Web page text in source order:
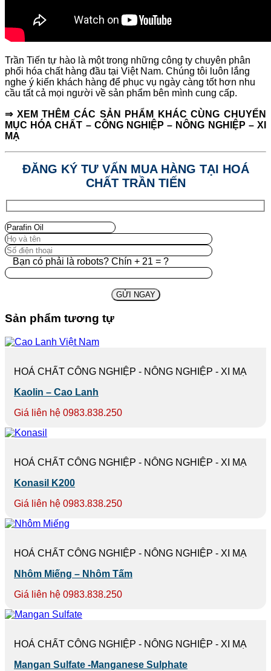
Trần Tiến tự hào là một trong những công ty chuyên phân
phối hóa chất hàng đầu tại Việt Nam. Chúng tôi luôn lắng
nghe ý kiến khách hàng để phục vụ ngày càng tốt hơn nhu
cầu tất cả mọi người về sản phẩm bên mình cung cấp.
⇒ XEM THÊM CÁC SẢN PHẨM KHÁC CÙNG CHUYỂN
MỤC HÓA CHẤT – CÔNG NGHIỆP – NÔNG NGHIỆP – XI
MẠ
ĐĂNG KÝ TƯ VẤN MUA HÀNG TẠI HOÁ
CHẤT TRẦN TIẾN
Bạn có phải là robots? Chín + 21 = ?
Sản phẩm tương tự
HOÁ CHẤT CÔNG NGHIỆP - NÔNG NGHIỆP - XI MẠ
Kaolin – Cao Lanh
Giá liên hệ 0983.838.250
HOÁ CHẤT CÔNG NGHIỆP - NÔNG NGHIỆP - XI MẠ
Konasil K200
Giá liên hệ 0983.838.250
HOÁ CHẤT CÔNG NGHIỆP - NÔNG NGHIỆP - XI MẠ
Nhôm Miếng – Nhôm Tấm
Giá liên hệ 0983.838.250
HOÁ CHẤT CÔNG NGHIỆP - NÔNG NGHIỆP - XI MẠ
Mangan Sulfate -Manganese Sulphate